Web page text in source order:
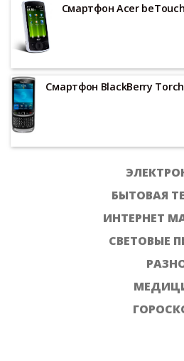
Смартфон Acer
Смартфон BlackBerry
БЫТОВАЯ
ИНТЕРНЕТ
СВЕТОВЫЕ